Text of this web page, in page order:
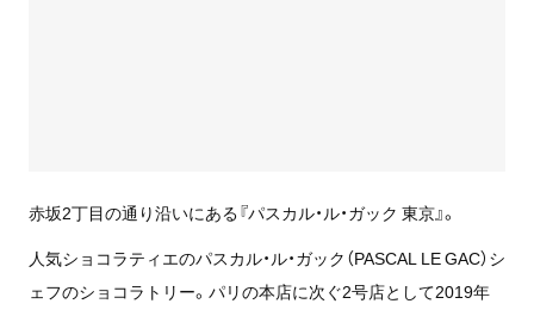
赤坂2丁目の通り沿いにある『パスカル・ル・ガック 東京』。
人気ショコラティエのパスカル・ル・ガック（PASCAL LE GAC）シ
ェフのショコラトリー。パリの本店に次ぐ2号店として2019年